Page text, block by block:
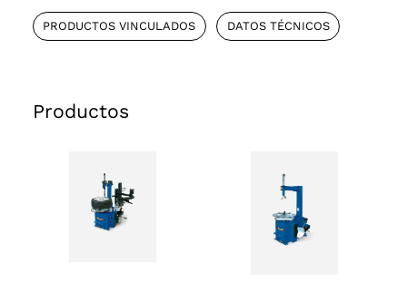
PRODUCTOS VINCULADOS DATOS TÉCNICOS
Productos